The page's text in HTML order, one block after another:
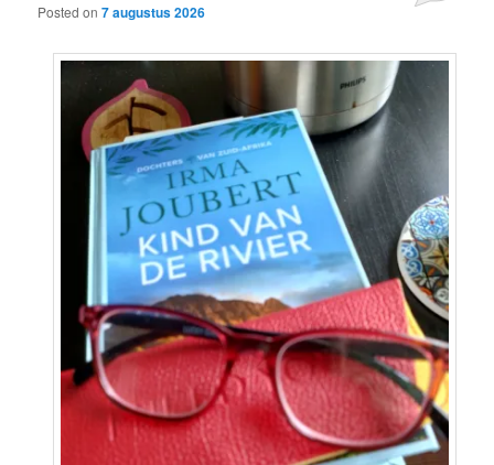
Posted on7 augustus 2026